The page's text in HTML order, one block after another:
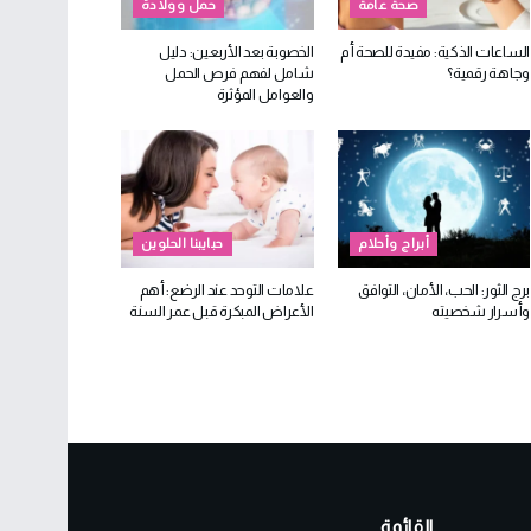
صحة عامة
الساعات الذكية: مفيدة للصحة أم
وجاهة رقمية؟
حمل وولادة
الخصوبة بعد الأربعين: دليل
شامل لفهم فرص الحمل
والعوامل المؤثرة
أبراج وأحلام
برج الثور: الحب، الأمان، التوافق
وأسرار شخصيته
حبايبنا الحلوين
علامات التوحد عند الرضع: أهم
الأعراض المبكرة قبل عمر السنة